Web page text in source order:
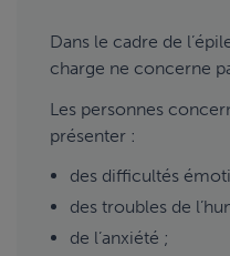
Dans le cadre de
charge ne concerne
Les personnes
présenter :
des difficultés
des troubles de
de l’anxiété ;